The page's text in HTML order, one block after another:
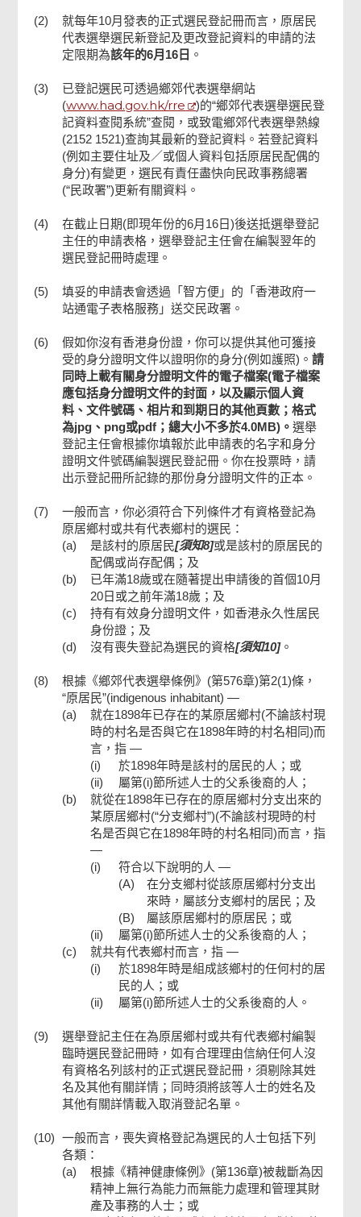
(2)
就每年10月發表的正式選民登記冊而言，原居民
代表選舉選民新登記及更改登記資料的申請的法
定限期為該年的6月16日 。
(3)
已登記選民可透過鄉郊代表選舉網站
(www.had.gov.hk/rre
)的“鄉郊代表選舉選民登
記資料查閱系統”查閱，或致電鄉郊代表選舉熱線
(2152 1521)查詢其最新的登記資料。若登記資料
(例如主要住址及／或個人資料包括原居民配偶的
身分)有變更，選民有責任盡快向民政事務總署
(“民政署”)更新有關資料。
(4)
在截止日期(即現年份的6月16日)後送抵選舉登記
主任的申請表格，選舉登記主任會在編製翌年的
選民登記冊時處理。
(5)
填妥的申請表會透過「智方便」的「香港政府一
站通電子表格服務」送交民政署。
(6)
假如你沒有香港身份證，你可以提供其他可獲接
受的身分證明文件以證明你的身分(例如護照)。請
同時上載有關身分證明文件的電子檔案(電子檔案
應包括身分證明文件的封面，以及顯示個人資
料、文件號碼、相片和到期日的其他頁數；格式
為jpg、png或pdf；總大小不多於4.0MB)。選舉
登記主任會根據你填報於此申請表的名字和身分
證明文件號碼編製選民登記冊。你在投票時，請
出示登記冊所記錄的那份身分證明文件的正本。
(7)
一般而言，你必須符合下列條件才有資格登記為
原居鄉村或共有代表鄉村的選民：
(a)
是該村的原居民[須知8]或是該村的原居民的
配偶或尚存配偶；及
(b)
已年滿18歲或在隨著提出申請後的首個10月
20日或之前年滿18歲；及
(c)
持有有效身分證明文件，如香港永久性居民
身份證；及
(d)
沒有喪失登記為選民的資格[須知10]。
(8)
根據《鄉郊代表選舉條例》(第576章)第2(1)條，
“原居民”(indigenous inhabitant) —
(a)
就在1898年已存在的某原居鄉村(不論該村現
時的村名是否與它在1898年時的村名相同)而
言，指 —
(i)
於1898年時是該村的居民的人；或
(ii)
屬第(i)節所述人士的父系後裔的人；
(b)
就從在1898年已存在的原居鄉村分支出來的
某原居鄉村(“分支鄉村”)(不論該村現時的村
名是否與它在1898年時的村名相同)而言，指
—
(i)
符合以下說明的人 —
(A)
在分支鄉村從該原居鄉村分支出
來時，屬該分支鄉村的居民；及
(B)
屬該原居鄉村的原居民；或
(ii)
屬第(i)節所述人士的父系後裔的人；
(c)
就共有代表鄉村而言，指 —
(i)
於1898年時是組成該鄉村的任何村的居
民的人；或
(ii)
屬第(i)節所述人士的父系後裔的人。
(9)
選舉登記主任在為原居鄉村或共有代表鄉村編製
臨時選民登記冊時，如有合理理由信納任何人沒
有資格名列該村的正式選民登記冊，須剔除其姓
名及其他有關詳情；同時須將該等人士的姓名及
其他有關詳情載入取消登記名單。
(10)
一般而言，喪失資格登記為選民的人士包括下列
各類：
(a)
根據《精神健康條例》(第136章)被裁斷為因
精神上無行為能力而無能力處理和管理其財
產及事務的人士；或